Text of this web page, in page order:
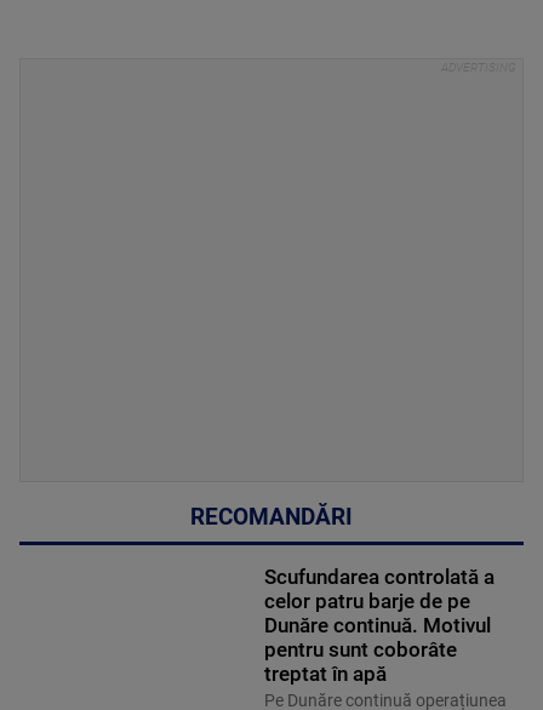
RECOMANDĂRI
Scufundarea controlată a
celor patru barje de pe
Dunăre continuă. Motivul
pentru sunt coborâte
treptat în apă
Pe Dunăre continuă operațiunea